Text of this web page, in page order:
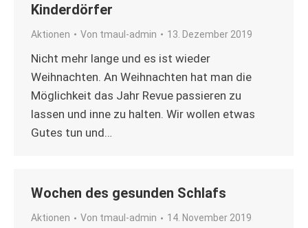
Kinderdörfer
Aktionen Von tmaul-admin 13. Dezember 2019
Nicht mehr lange und es ist wieder
Weihnachten. An Weihnachten hat man die
Möglichkeit das Jahr Revue passieren zu
lassen und inne zu halten. Wir wollen etwas
Gutes tun und…
Wochen des gesunden Schlafs
Aktionen Von tmaul-admin 14. November 2019